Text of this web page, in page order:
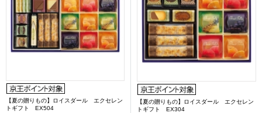
【夏の贈りもの】ロイスダール エクセレン
トギフト EX504
【夏の贈りもの】ロイスダール エクセレン
トギフト EX304